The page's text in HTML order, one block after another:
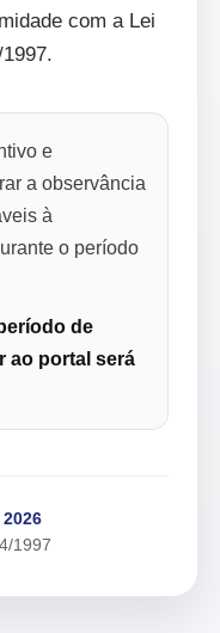
com a Lei
e
a observância
à
o período
de
ao portal será
1997